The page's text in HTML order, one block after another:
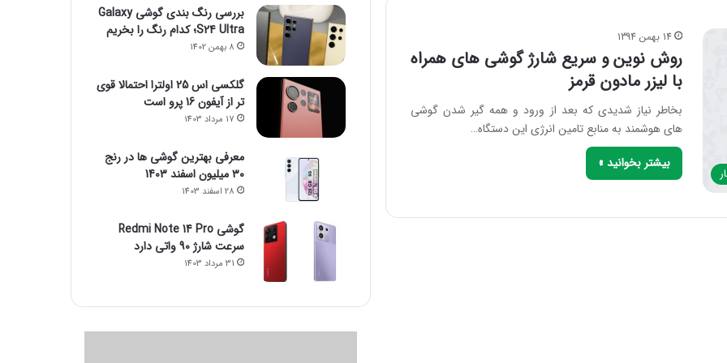
14 بهمن 1394
روش نوین و سریع شارژ گوشی های همراه
با لیزر مادون قرمز
بخاطر نیاز شدیدی که بعد از ورود و همه گیر شدن گوشی
های هوشمند به منابع تامین انرژی این دستگاه…
بیشتر بخوانید »
بررسی رنگ بندی گوشی Galaxy
S24 Ultra؛ کدام رنگ را بخریم
8 بهمن 1402
گلکسی اس 25 اولترا احتمالا قوی
تر از آیفون 16 پرو است
17 مرداد 1403
معرفی بهترین گوشی ها در رنج
۳۰ میلیون اسفند 1403
28 اسفند 1403
گوشی Redmi Note 14 Pro
سرعت شارژ 90 واتی دارد
31 مرداد 1403